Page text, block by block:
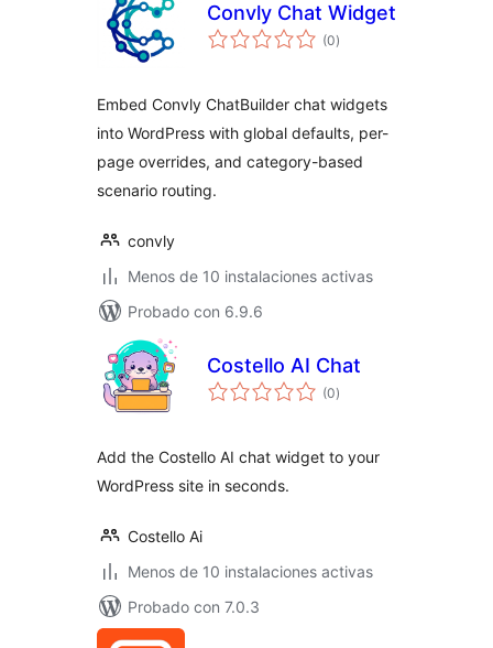
Convly Chat Widget
(0total
de
)
Embed Convly ChatBuilder chat widgets
into WordPress with global defaults, per-
page overrides, and category-based
scenario routing.
convly
Menos de 10 instalaciones activas
Probado con 6.9.6
Costello AI Chat
(0total
de
)
Add the Costello AI chat widget to your
WordPress site in seconds.
Costello Ai
Menos de 10 instalaciones activas
Probado con 7.0.3